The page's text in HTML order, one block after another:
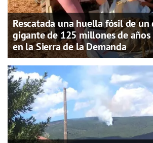
Rescatada una huella fósil de
gigante de 125 millones de
en la Sierra de la Demanda